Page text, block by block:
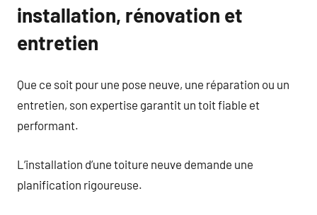
installation, rénovation et
entretien
Que ce soit pour une pose neuve, une réparation ou un
entretien, son expertise garantit un toit fiable et
performant.
L’installation d’une toiture neuve demande une
planification rigoureuse.